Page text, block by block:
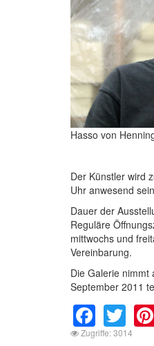
Hasso von
Der Künstler wird
Uhr anwesend
Dauer der
Reguläre
mittwochs und
Vereinbarung.
Die Galerie nimmt
September 2011
Zugriffe: 3014